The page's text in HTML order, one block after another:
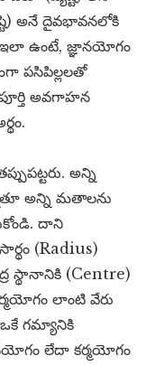
అనే దైవభావనలోకి
ఇలా ఉంటే, జ్ఞానయోగం
పసిపిల్లలతో
అవగాహన
అన్ని
అన్ని మతాలను
దాని
(Radius)
స్థానానికి (Centre)
లాంటి వేరు
ఒకే గమ్యానికి
లేదా కర్మయోగం